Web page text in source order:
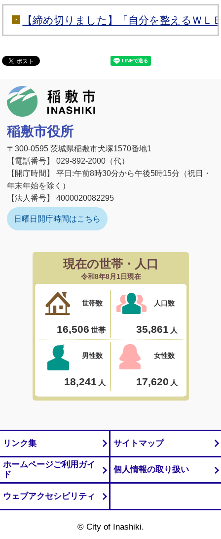
【締め切りました】「自分を整えるＷ
稲敷市役所
〒300-0595 茨城県稲敷市犬塚1570番地1
【電話番号】 029-892-2000（代）
【開庁時間】 平日:午前8時30分から午後5時15分（祝日・
年末年始を除く）
【法人番号】 4000020082295
日曜日開庁時間はこちら
リンク集 サイトマップ
ホームページご利用ガイ
ド
個人情報の取り扱い
ウェブアクセシビリティ
© City of Inashiki.